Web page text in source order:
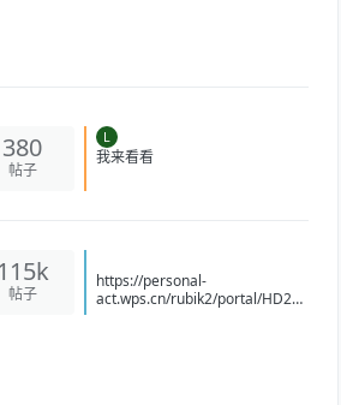
380 L
115k
https://personal-